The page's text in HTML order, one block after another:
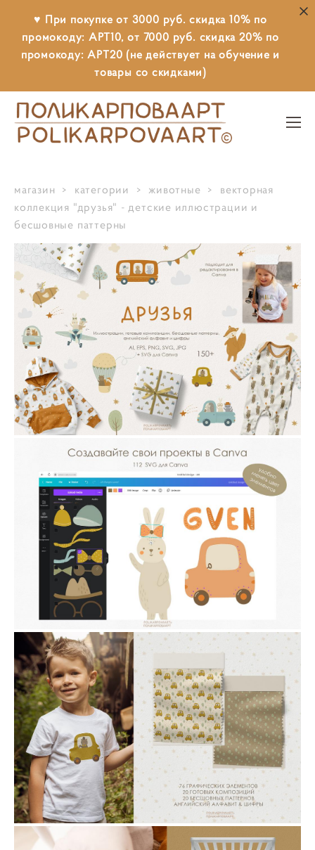
♥ При покупке от 3000 руб. скидка 10% по
промокоду: АРТ10, от 7000 руб. скидка 20% по
промокоду: АРТ20 (не действует на обучение и
товары со скидками)
магазин > категории > животные >
векторная
коллекция "друзья" - детские иллюстрации и
бесшовные паттерны